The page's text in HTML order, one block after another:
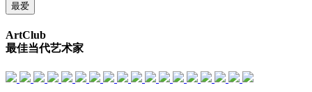
最爱
ArtClub
最佳当代艺术家